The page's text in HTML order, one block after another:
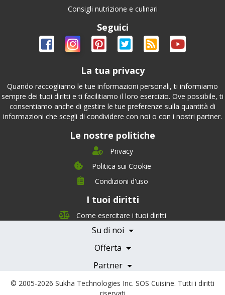
Consigli nutrizione e culinari
Seguici
La tua privacy
Quando raccogliamo le tue informazioni personali, ti informiamo
sempre dei tuoi diritti e ti facilitiamo il loro esercizio. Ove possibile, ti
consentiamo anche di gestire le tue preferenze sulla quantità di
informazioni che scegli di condividere con noi o con i nostri partner.
Le nostre politiche
Privacy
Politica sui Cookie
Condizioni d'uso
I tuoi diritti
Come esercitare i tuoi diritti
Su di noi
Chi siamo
Management Team
Team Nutrizione
Offerta
Testimonials
Servizi e Tariffe
Partner
Medici e Professionisti
Becoming a Partner
© 2005-2026 Sukha Technologies Inc. SOS Cuisine. Tutti i diritti